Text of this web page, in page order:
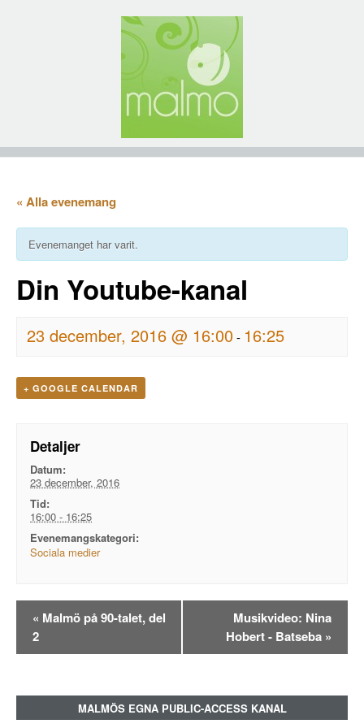
« Alla evenemang
Evenemanget har varit.
Din Youtube-kanal
23 december, 2016 @ 16:00- 16:25
+ GOOGLE CALENDAR
Detaljer
Datum:
23 december, 2016
Tid:
16:00 - 16:25
Evenemangskategori:
Sociala medier
Evenemangsnavigation
« Malmö på 90-talet, del
2
Musikvideo: Nina
Hobert - Batseba »
MALMÖS EGNA PUBLIC-ACCESS KANAL